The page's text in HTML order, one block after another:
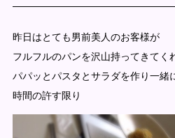
昨日はとても男前美人のお客様が
フルフルのパンを沢山持ってきてく
パパッとパスタとサラダを作り一緒
時間の許す限り